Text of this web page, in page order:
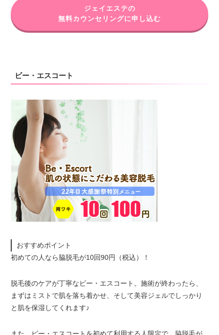
ジェイエステの
無料カウンセリングに申し込む
ビー・エスコート
おすすめポイント
初めての人なら脇脱毛が10回90円（税込）！
脱毛後のケアが丁寧なビー・エスコート。施術が終わったら、
まずはミストで肌を落ち着かせ、そして美容ジェルでしっかり
と肌を保湿してくれます♪
また、ビー・エスコートを初めて利用する人限定で、脇脱毛が